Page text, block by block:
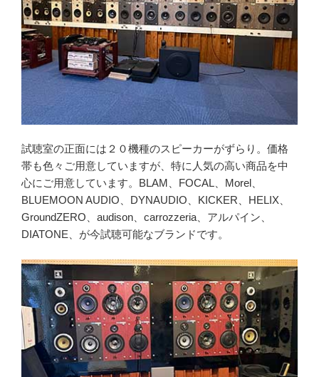
試聴室の正面には２０機種のスピーカーがずらり。価格
帯も色々ご用意していますが、特に人気の高い商品を中
心にご用意しています。BLAM、FOCAL、Morel、
BLUEMOON AUDIO、DYNAUDIO、KICKER、HELIX、
GroundZERO、audison、carrozzeria、アルパイン、
DIATONE、が今試聴可能なブランドです。